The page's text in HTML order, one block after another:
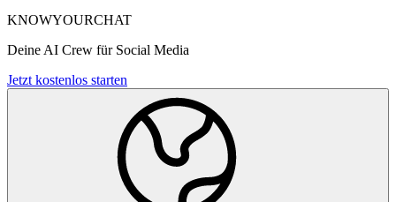
KNOWYOURCHAT
Deine AI Crew für Social Media
Jetzt kostenlos starten